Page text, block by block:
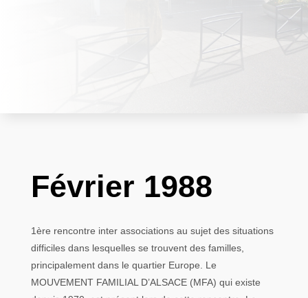
Février 1988
1ère rencontre inter associations au sujet des situations
difficiles dans lesquelles se trouvent des familles,
principalement dans le quartier Europe. Le
MOUVEMENT FAMILIAL D’ALSACE (MFA) qui existe